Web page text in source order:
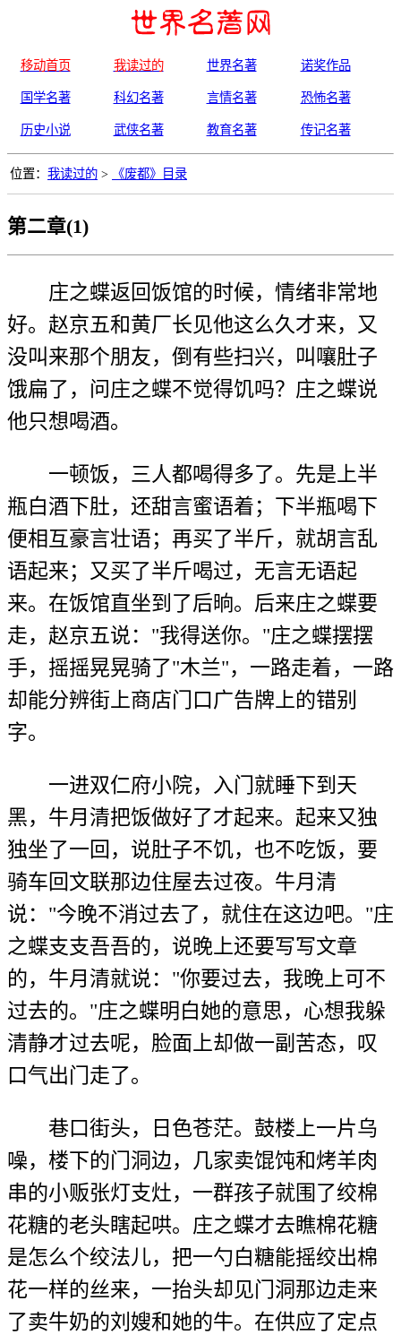
移动首页 我读过的 世界名著 诺奖作品
国学名著 科幻名著 言情名著 恐怖名著
历史小说 武侠名著 教育名著 传记名著
位置： 我读过的 > 《废都》目录
第二章(1)
庄之蝶返回饭馆的时候，情绪非常地
好。赵京五和黄厂长见他这么久才来，又
没叫来那个朋友，倒有些扫兴，叫嚷肚子
饿扁了，问庄之蝶不觉得饥吗？庄之蝶说
他只想喝酒。
一顿饭，三人都喝得多了。先是上半
瓶白酒下肚，还甜言蜜语着；下半瓶喝下
便相互豪言壮语；再买了半斤，就胡言乱
语起来；又买了半斤喝过，无言无语起
来。在饭馆直坐到了后晌。后来庄之蝶要
走，赵京五说："我得送你。"庄之蝶摆摆
手，摇摇晃晃骑了"木兰"，一路走着，一路
却能分辨街上商店门口广告牌上的错别
字。
一进双仁府小院，入门就睡下到天
黑，牛月清把饭做好了才起来。起来又独
独坐了一回，说肚子不饥，也不吃饭，要
骑车回文联那边住屋去过夜。牛月清
说："今晚不消过去了，就住在这边吧。"庄
之蝶支支吾吾的，说晚上还要写写文章
的，牛月清就说："你要过去，我晚上可不
过去的。"庄之蝶明白她的意思，心想我躲
清静才过去呢，脸面上却做一副苦态，叹
口气出门走了。
巷口街头，日色苍茫。鼓楼上一片乌
噪，楼下的门洞边，几家卖馄饨和烤羊肉
串的小贩张灯支灶，一群孩子就围了绞棉
花糖的老头瞎起哄。庄之蝶才去瞧棉花糖
是怎么个绞法儿，把一勺白糖能摇绞出棉
花一样的丝来，一抬头却见门洞那边走来
了卖牛奶的刘嫂和她的牛。在供应了定点